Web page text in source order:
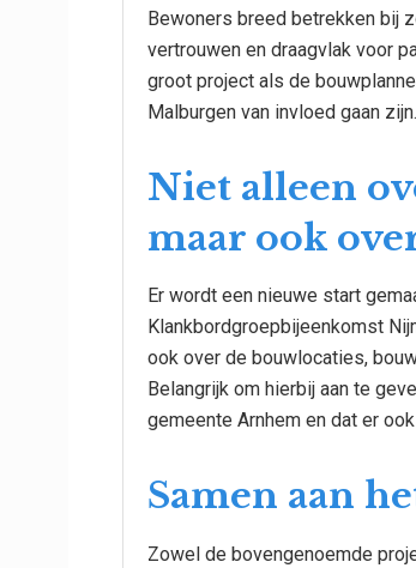
Bewoners breed betrekken bij
vertrouwen en draagvlak voor
groot project als de
Malburgen van invloed gaan zijn.
Niet alleen
maar ook
Er wordt een nieuwe start
Klankbordgroepbijeenkomst
ook over de bouwlocaties,
Belangrijk om hierbij aan te
gemeente Arnhem en dat er
Samen aan
Zowel de bovengenoemde